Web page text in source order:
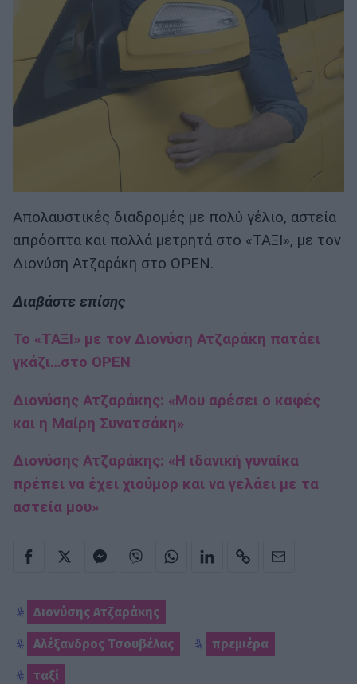
Απολαυστικές διαδρομές με πολύ γέλιο, αστεία
απρόοπτα και πολλά μετρητά στο «ΤΑΞΙ», με τον
Διονύση Ατζαράκη στο OPEN.
Διαβάστε επίσης
Το «ΤΑΞΙ» με τον Διονύση Ατζαράκη πατάει
γκάζι…στο OPEN
Διονύσης Ατζαράκης: «Μου αρέσει ο καφές
και η Μαίρη Συνατσάκη»
Διονύσης Ατζαράκης: «Η ιδανική γυναίκα
πρέπει να έχει χιούμορ και να γελάει με τα
αστεία μου»
Διονύσης Ατζαράκης
Αλέξανδρος Τσουβέλας πρεμιέρα
ταξί